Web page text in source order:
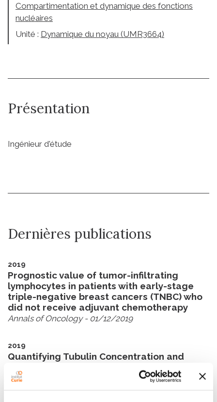
Compartimentation et dynamique des fonctions
nucléaires
Unité : Dynamique du noyau (UMR3664)
Présentation
Ingénieur d'étude
Dernières publications
2019
Prognostic value of tumor-infiltrating
lymphocytes in patients with early-stage
triple-negative breast cancers (TNBC) who
did not receive adjuvant chemotherapy
Annals of Oncology- 01/12/2019
2019
Quantifying Tubulin Concentration and
Fission Yeast Cell Cycle
Biomolecules- 04/03/2019